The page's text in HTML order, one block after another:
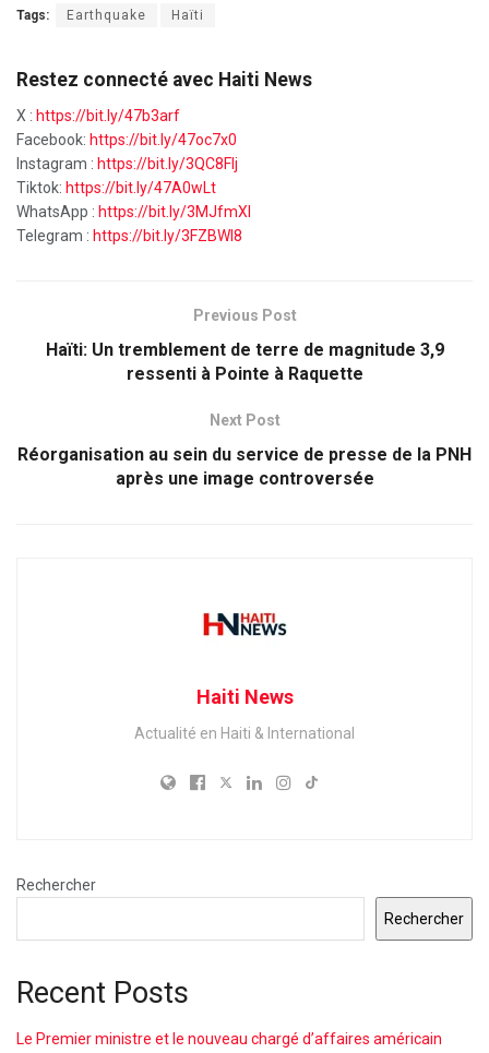
Tags: Earthquake Haïti
Restez connecté avec Haiti News
X : https://bit.ly/47b3arf
Facebook: https://bit.ly/47oc7x0
Instagram : https://bit.ly/3QC8FIj
Tiktok: https://bit.ly/47A0wLt
WhatsApp : https://bit.ly/3MJfmXI
Telegram : https://bit.ly/3FZBWI8
Previous Post
Haïti: Un tremblement de terre de magnitude 3,9
ressenti à Pointe à Raquette
Next Post
Réorganisation au sein du service de presse de la PNH
après une image controversée
Haiti News
Actualité en Haiti & International
Rechercher
Rechercher
Recent Posts
Le Premier ministre et le nouveau chargé d’affaires américain